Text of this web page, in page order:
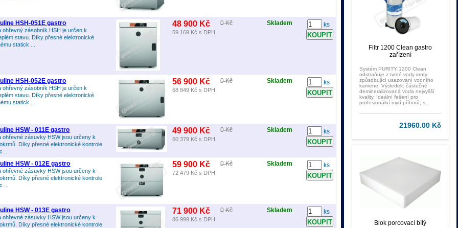
HSH-051E gastro
ohřevný zásobník HSH je určen k
stavu. Díky přesné elektronické
statick ...
48 900 Kč
59 169 Kč s DPH
0 Kč Skladem ks
HSH-052E gastro
ohřevný zásobník HSH je určen k
stavu. Díky přesné elektronické
statick ...
56 900 Kč
68 849 Kč s DPH
0 Kč Skladem ks
HSW - 011E gastro
ohřevné zásuvky HSW jsou určeny k
Díky přesné elektronické kontrole
...
49 900 Kč
60 379 Kč s DPH
0 Kč Skladem ks
HSW - 012E gastro
ohřevné zásuvky HSW jsou určeny k
Díky přesné elektronické kontrole
...
59 900 Kč
72 479 Kč s DPH
0 Kč Skladem ks
HSW - 013E gastro
ohřevné zásuvky HSW jsou určeny k
Díky přesné elektronické kontrole
71 900 Kč
86 999 Kč s DPH
0 Kč Skladem ks
Filtr 1200 Clean gastro
zařízení
Systém PURITY 1200 Clean
odstraňuje z tvrdé vody ionty
způsobující usazování vodního
kamene. Výsledek: částečně
demineralizovaná voda nejvyšší
kvality. Ideální řešení pro
profesionální mytí příborů, s...
21960.00 Kč
Blok porcovací bílý